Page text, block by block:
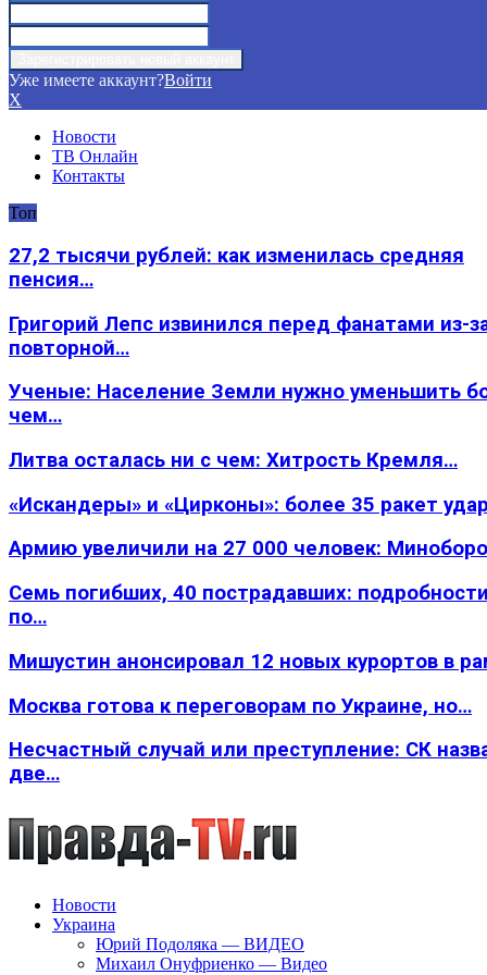
Уже имеете аккаунт?Войти
X
Новости
ТВ Онлайн
Контакты
Топ
27,2 тысячи рублей: как изменилась средняя
пенсия…
Григорий Лепс извинился перед фанатами из-
повторной…
Ученые: Население Земли нужно уменьшить
чем…
Литва осталась ни с чем: Хитрость Кремля…
«Искандеры» и «Цирконы»: более 35 ракет
Армию увеличили на 27 000 человек:
Семь погибших, 40 пострадавших:
по…
Мишустин анонсировал 12 новых курортов в
Москва готова к переговорам по Украине, но…
Несчастный случай или преступление: СК
две…
Новости
Украина
Юрий Подоляка — ВИДЕО
Михаил Онуфриенко — Видео